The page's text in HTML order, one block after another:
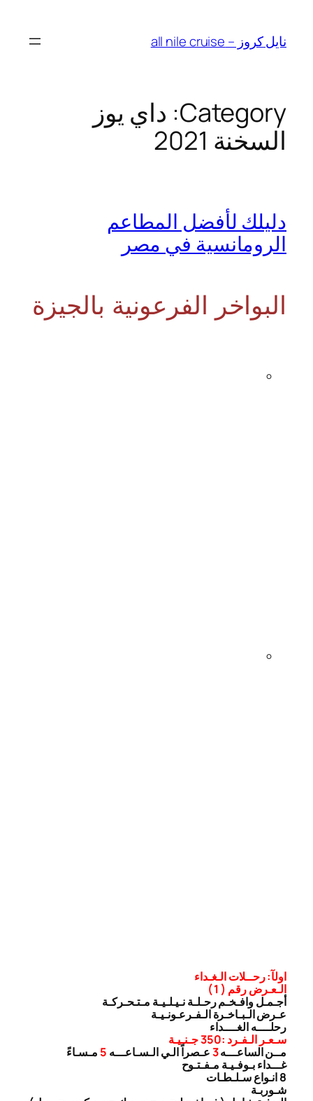
content
نايل كروز – all nile cruise
Category: داي يوز
السخنة 2021
دليلك لأفضل المطاعم
الرومانسية في مصر
البواخر الفرعونية بالجيزة
اولآ: رحــلات الـغـداء
الـعـرض رقم ( 1 )
أجـمـل وافـخـم رحـلـة نـيـلـيـة مـتـحـركـة
عـرض الـبـاخـرة الـفـرعـونـيـة
رحلــــه الغــــداء
سـعـر الـفـرد :350 جـنـيـة
مــن الساعـــه3عـصراً الـي الـسـاعـــه 5 مـسـاءً
غـــداء بـوفـيـة مـفـتـوح
8 انـواع سـلـطـات
شـوربـة